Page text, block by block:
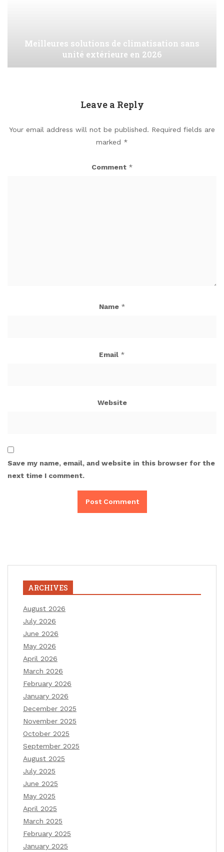
Meilleures solutions de climatisation sans
unité extérieure en 2026
Leave a Reply
Your email address will not be published. Required fields are
marked *
Comment *
Name *
Email *
Website
Save my name, email, and website in this browser for the
next time I comment.
ARCHIVES
August 2026
July 2026
June 2026
May 2026
April 2026
March 2026
February 2026
January 2026
December 2025
November 2025
October 2025
September 2025
August 2025
July 2025
June 2025
May 2025
April 2025
March 2025
February 2025
January 2025